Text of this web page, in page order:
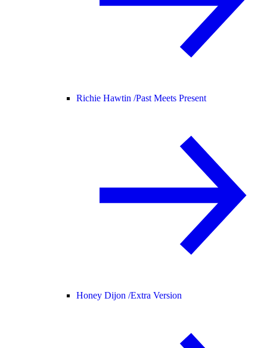
Richie Hawtin /Past Meets Present
Honey Dijon /Extra Version